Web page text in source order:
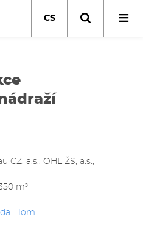
CS
CZ, a.s., OHL ŽS, a.s.,
m³
- lom